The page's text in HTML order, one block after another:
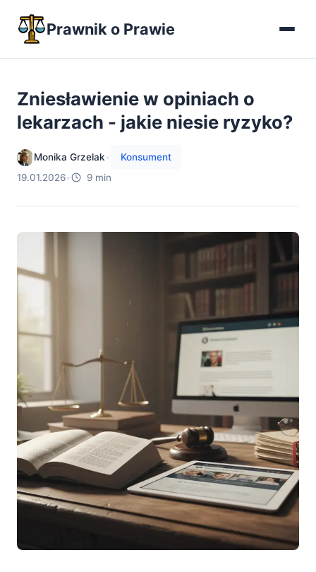
Prawnik o Prawie
Zniesławienie w opiniach o
lekarzach - jakie niesie ryzyko?
Monika Grzelak•
Konsument
19.01.2026• 9 min